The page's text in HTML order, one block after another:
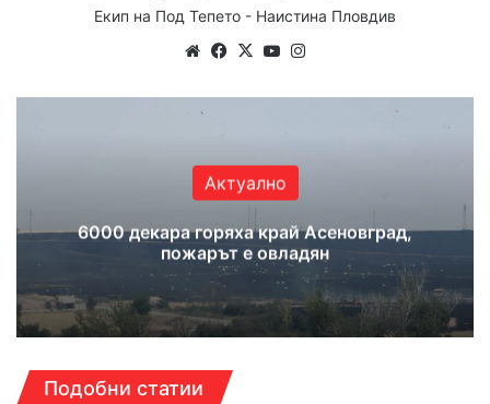
Екип на Под Тепето - Наистина Пловдив
WebsiteFacebook
X YouTube
Актуално
6000 декара горяха край Асеновград,
пожарът е овладян
Подобни статии